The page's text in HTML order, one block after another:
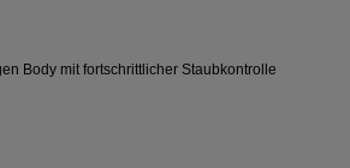
Body mit fortschrittlicher Staubkontrolle